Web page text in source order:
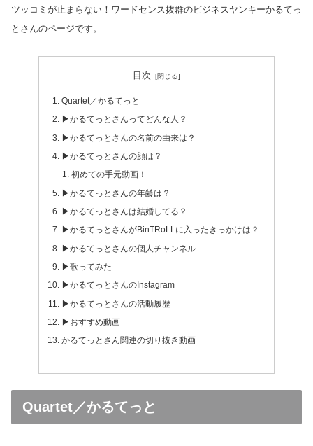
ツッコミが止まらない！ワードセンス抜群のビジネスヤンキーかるてっ
とさんのページです。
目次
Quartet／かるてっと
▶かるてっとさんってどんな人？
▶かるてっとさんの名前の由来は？
▶かるてっとさんの顔は？
初めての手元動画！
▶かるてっとさんの年齢は？
▶かるてっとさんは結婚してる？
▶かるてっとさんがBinTRoLLに入ったきっかけは？
▶かるてっとさんの個人チャンネル
▶歌ってみた
▶かるてっとさんのInstagram
▶かるてっとさんの活動履歴
▶おすすめ動画
かるてっとさん関連の切り抜き動画
Quartet／かるてっと